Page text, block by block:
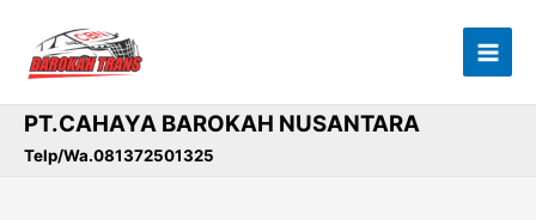
konten
PT.CAHAYA BAROKAH NUSANTARA
Telp/Wa.081372501325